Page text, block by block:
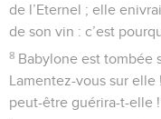
de l’Eternel ; elle
de son vin : c’est
8 Babylone est tombée
Lamentez-vous sur elle
peut-être guérira-t-elle